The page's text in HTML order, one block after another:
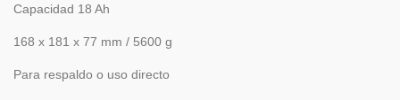
Capacidad 18 Ah
168 x 181 x 77 mm / 5600 g
Para respaldo o uso directo